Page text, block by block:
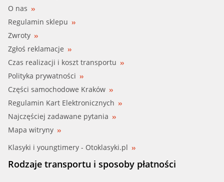
O nas
Regulamin sklepu
Zwroty
Zgłoś reklamacje
Czas realizacji i koszt transportu
Polityka prywatności
Części samochodowe Kraków
Regulamin Kart Elektronicznych
Najczęściej zadawane pytania
Mapa witryny
Klasyki i youngtimery - Otoklasyki.pl
Rodzaje transportu i sposoby płatności